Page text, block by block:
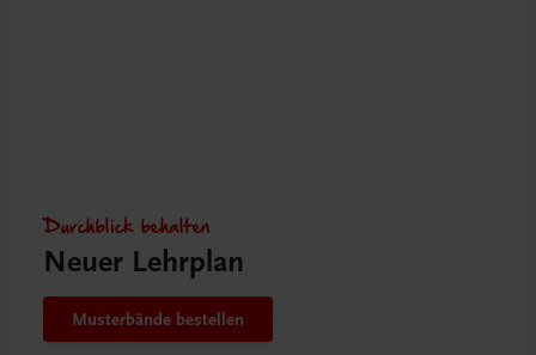
Durchblick behalten
Neuer Lehrplan
Musterbände bestellen